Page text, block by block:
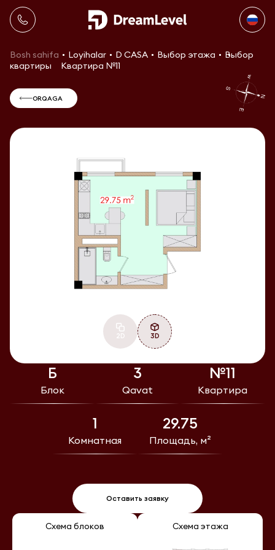
Bosh sahifa Loyihalar D CASA Выбор этажа
Выбор
квартиры
Квартира №11
Б
Блок
3
Qavat
№11
Квартира
1
Комнатная
29.75
Площадь, м²
Оставить заявку
2D 3D
Схема блоков Схема этажа
ORQAGA